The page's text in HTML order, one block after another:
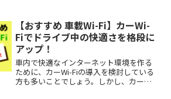
車場を探すのに時間をかけたくない自由
に入出庫がしたい帰りはReadMore...
【おすすめ 車載Wi-Fi】カーWi-
Fiでドライブ中の快適さを格段に
アップ！
車内で快適なインターネット環境を作る
ために、カーWi-Fiの導入を検討している
方も多いことでしょう。しかし、カーWi-